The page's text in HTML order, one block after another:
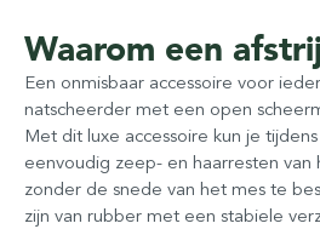
Waarom een
Een onmisbaar accessoire voor
natscheerder met een open
Met dit luxe accessoire kun je
eenvoudig zeep- en haarresten van
zonder de snede van het mes te
zijn van rubber met een stabiele